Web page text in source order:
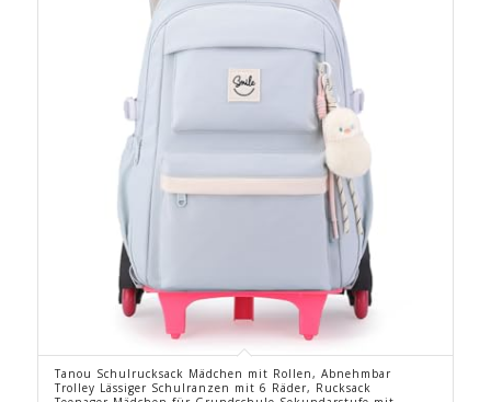
Tanou Schulrucksack Mädchen mit Rollen, Abnehmbar
Trolley Lässiger Schulranzen mit 6 Räder, Rucksack